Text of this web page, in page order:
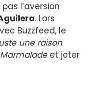
l’aversion
. Lors
Buzzfeed, le
une raison
et jeter